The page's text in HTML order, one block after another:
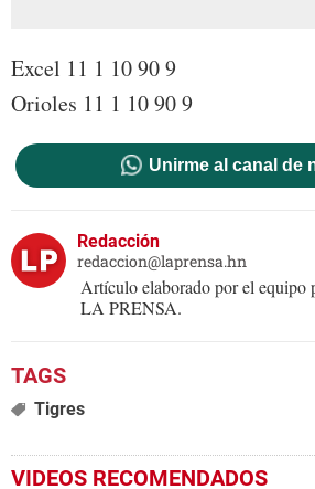
Excel 11 1 10 90 9
Orioles 11 1 10 90 9
Unirme al canal de
Redacción
redaccion@laprensa.hn
Artículo elaborado por el equipo
LA PRENSA.
Tigres
VIDEOS RECOMENDADOS